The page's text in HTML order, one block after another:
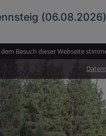
(06.08.2026)